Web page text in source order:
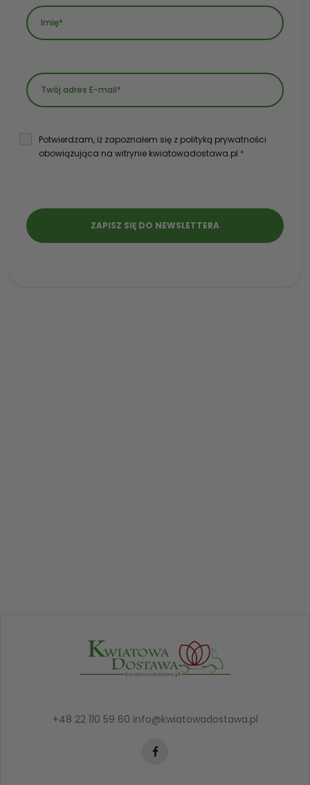
Potwierdzam, iż zapoznałem się z polityką prywatności
obowiązująca na witrynie kwiatowadostawa.pl *
+48 22 110 59 60 info@kwiatowadostawa.pl